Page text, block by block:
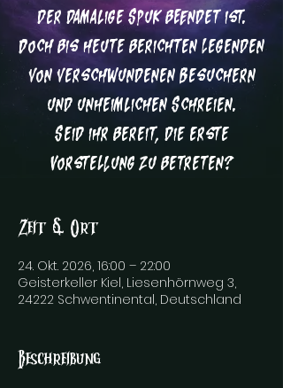
der damalige Spuk beendet ist.
Doch bis heute berichten Legenden
von verschwundenen Besuchern
und unheimlichen Schreien.
Seid ihr bereit, die erste
Vorstellung zu betreten?
Zeit & Ort
24. Okt. 2026, 16:00 – 22:00
Geisterkeller Kiel, Liesenhörnweg 3,
24222 Schwentinental, Deutschland
Beschreibung